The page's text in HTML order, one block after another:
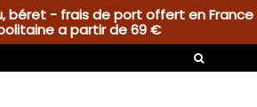
béret - frais de port offert en France
a partir de 69 €